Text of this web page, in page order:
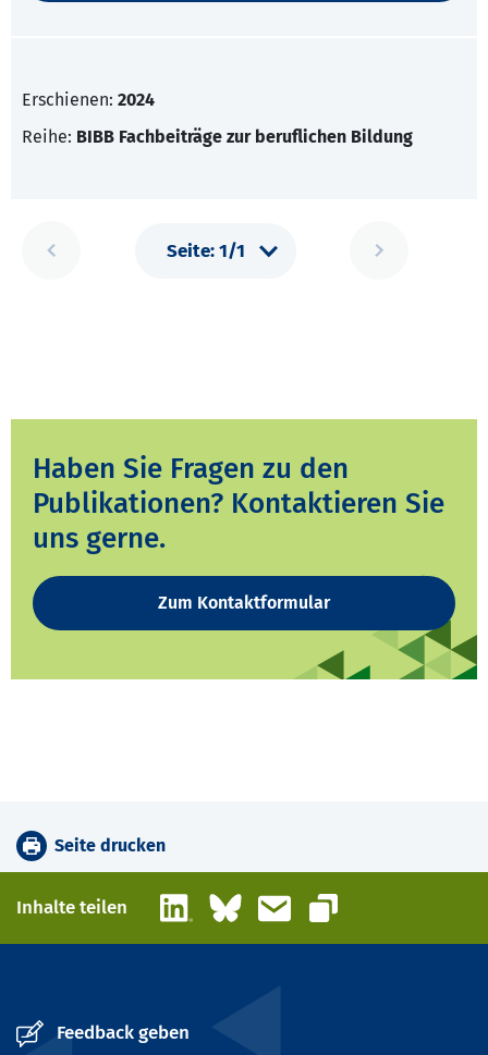
Erschienen: 2024
Reihe: BIBB Fachbeiträge zur beruflichen Bildung
Haben Sie Fragen zu den
Publikationen? Kontaktieren Sie
uns gerne.
Zum Kontaktformular
Seite drucken
Inhalte teilen LinkedInBlueskyE-Mail
Link kopieren
Feedback geben